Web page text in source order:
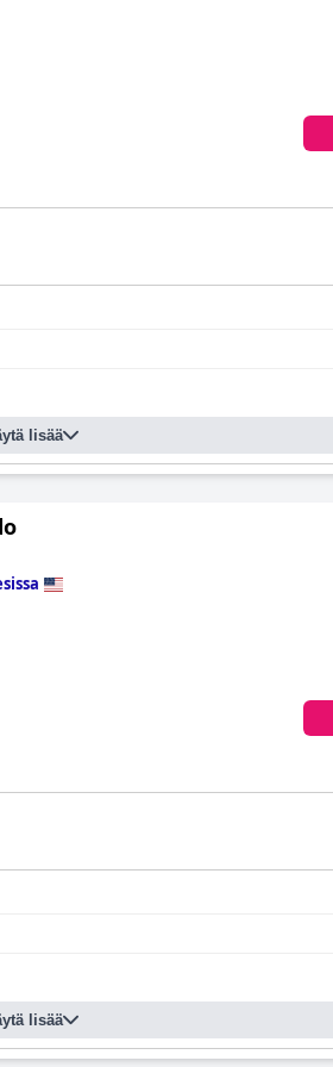
lisää
lisää